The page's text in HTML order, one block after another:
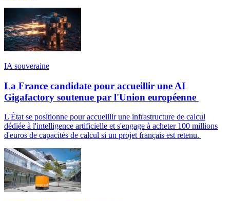
IA souveraine
La France candidate pour accueillir une AI
Gigafactory soutenue par l'Union européenne
L'État se positionne pour accueillir une infrastructure de calcul
dédiée à l'intelligence artificielle et s'engage à acheter 100 millions
d'euros de capacités de calcul si un projet français est retenu.